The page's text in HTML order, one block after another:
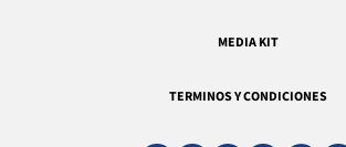
MEDIA KIT
TERMINOS Y CONDICIONES